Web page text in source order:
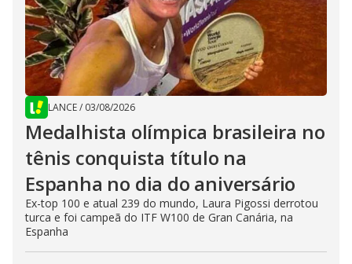
LANCE/ 03/08/2026
Medalhista olímpica brasileira no
tênis conquista título na
Espanha no dia do aniversário
Ex-top 100 e atual 239 do mundo, Laura Pigossi derrotou
turca e foi campeã do ITF W100 de Gran Canária, na
Espanha